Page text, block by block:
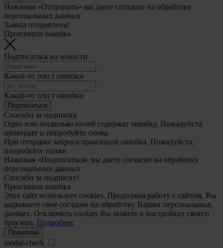
Нажимая «Отправить» вы даете согласие на обработку
персональных данных
Заявка отправлена!
Произошла ошибка
Подписаться на новости
Какой-то текст ошибки
Какой-то текст ошибки
Подписаться
Спасибо за подписку.
Одно или несколько полей содержат ошибку. Пожалуйста
проверьте и попробуйте снова.
При отправке запроса произошла ошибка. Пожалуйста,
попробуйте позже.
Нажимая «Подписаться» вы даете согласие на обработку
персональных данных
Спасибо за подписку!
Произошла ошибка
Этот сайт использует cookies. Продолжая работу с сайтом, Вы
выражаете своё согласие на обработку Ваших персональных
данных. Отключить cookies Вы можете в настройках своего
браузера. Подробнее
Принимаю
modal-check